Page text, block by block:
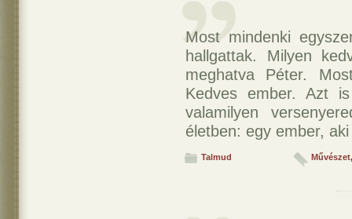
Most mindenki
hallgattak. Milyen
meghatva Péter.
Kedves ember. Azt
valamilyen
életben: egy ember,
Talmud Művészet,